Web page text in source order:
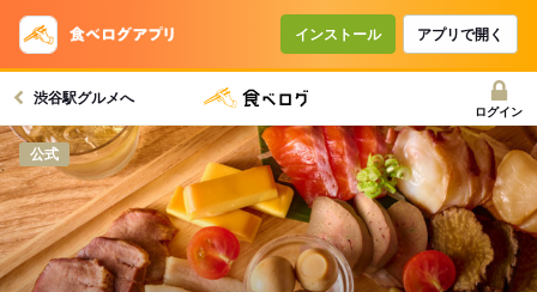
インストール アプリで開く
渋谷駅グルメへ
ログイン
公式
コースで使えるクーポン
戻る
クーポンを利用せず予約する